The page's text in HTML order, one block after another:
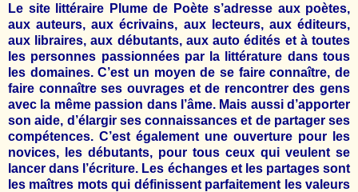
Le site littéraire Plume de Poète s’adresse aux poètes,
aux auteurs, aux écrivains, aux lecteurs, aux éditeurs,
aux libraires, aux débutants, aux auto édités et à toutes
les personnes passionnées par la littérature dans tous
les domaines. C’est un moyen de se faire connaître, de
faire connaître ses ouvrages et de rencontrer des gens
avec la même passion dans l’âme. Mais aussi d’apporter
son aide, d’élargir ses connaissances et de partager ses
compétences. C’est également une ouverture pour les
novices, les débutants, pour tous ceux qui veulent se
lancer dans l’écriture. Les échanges et les partages sont
les maîtres mots qui définissent parfaitement les valeurs